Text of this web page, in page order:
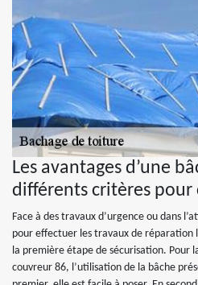
Les avantages d’une
différents critères pour
Face à des travaux d’urgence ou dans
pour effectuer les travaux de réparation
la première étape de sécurisation. Pour
couvreur 86, l’utilisation de la bâche